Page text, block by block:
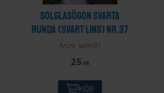
Solglasögon svarta
runda (svart lins) nr.37
solnr37
25 KR
KÖP